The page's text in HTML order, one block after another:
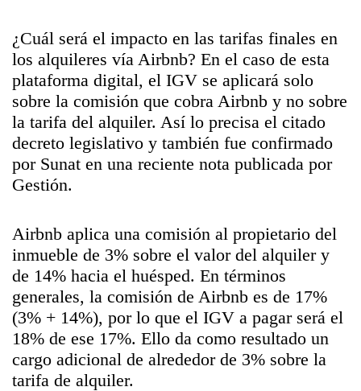
¿Cuál será el impacto en las tarifas finales en
los alquileres vía Airbnb? En el caso de esta
plataforma digital, el IGV se aplicará solo
sobre la comisión que cobra Airbnb y no sobre
la tarifa del alquiler. Así lo precisa el citado
decreto legislativo y también fue confirmado
por Sunat en una reciente nota publicada por
Gestión.
Airbnb aplica una comisión al propietario del
inmueble de 3% sobre el valor del alquiler y
de 14% hacia el huésped. En términos
generales, la comisión de Airbnb es de 17%
(3% + 14%), por lo que el IGV a pagar será el
18% de ese 17%. Ello da como resultado un
cargo adicional de alrededor de 3% sobre la
tarifa de alquiler.